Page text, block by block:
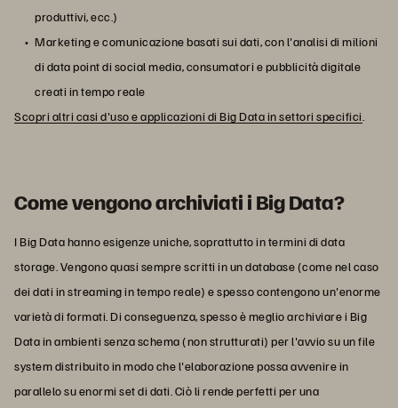
produttivi, ecc.)
Marketing e comunicazione basati sui dati, con l'analisi di milioni
di data point di social media, consumatori e pubblicità digitale
creati in tempo reale
Scopri altri casi d'uso e applicazioni di Big Data in settori specifici
Come vengono archiviati i Big Data?
I Big Data hanno esigenze uniche, soprattutto in termini di data
storage. Vengono quasi sempre scritti in un database (come nel caso
dei dati in streaming in tempo reale) e spesso contengono un'enorme
varietà di formati. Di conseguenza, spesso è meglio archiviare i Big
Data in ambienti senza schema (non strutturati) per l'avvio su un file
system distribuito in modo che l'elaborazione possa avvenire in
parallelo su enormi set di dati. Ciò li rende perfetti per una